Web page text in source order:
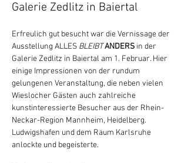
Galerie Zedlitz in Baiertal
Erfreulich gut besucht war die Vernissage der
Ausstellung ALLES BLEIBTANDERS in der
Galerie Zedlitz in Baiertal am 1. Februar. Hier
einige Impressionen von der rundum
gelungenen Veranstaltung, die neben vielen
Wieslocher Gästen auch zahlreiche
kunstinteressierte Besucher aus der Rhein-
Neckar-Region Mannheim, Heidelberg.
Ludwigshafen und dem Raum Karlsruhe
anlockte und begeisterte.